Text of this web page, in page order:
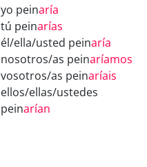
yo peinaría
tú peinarías
él/ella/usted peinaría
nosotros/as peinaríamos
vosotros/as peinaríais
ellos/ellas/ustedes
peinarían